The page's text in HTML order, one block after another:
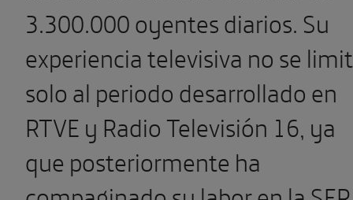
3.300.000 oyentes diarios. Su
experiencia televisiva no se
solo al periodo desarrollado en
RTVE y Radio Televisión 16, ya
que posteriormente ha